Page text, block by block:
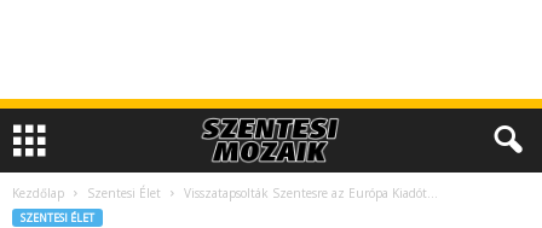
Kezdőlap Szentesi Élet Visszatapsolták Szentesre az Európa Kiadót…
SZENTESI ÉLET